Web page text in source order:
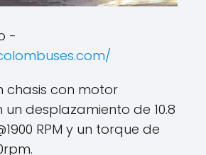
-
chasis con motor
un desplazamiento de 10.8
RPM y un torque de